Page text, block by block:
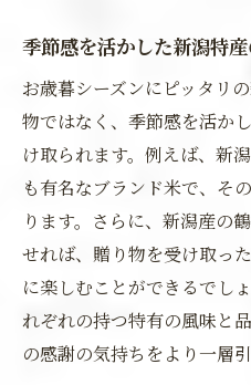
季節感を活かした新潟特
お歳暮シーズンにピッタリ
物ではなく、季節感を活か
け取られます。例えば、新
も有名なブランド米で、そ
ります。さらに、新潟産の
せれば、贈り物を受け取っ
に楽しむことができるでし
れぞれの持つ特有の風味と
の感謝の気持ちをより一層